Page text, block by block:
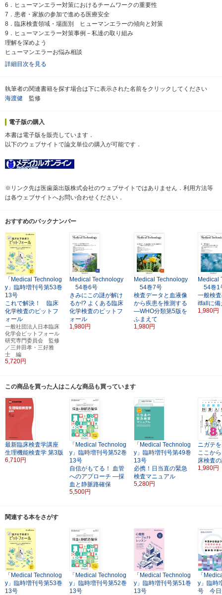
6．ヒューマンエラー対策におけるチームワークの重要性
7．患者・家族の参加で進める医療安全
8．臨床検査領域・場面別 ヒューマンエラーの傾向と対策
9．ヒューマンエラー対策事例－私達の取り組み
理解を深めよう
ヒューマンエラーお悩み相談
詳細目次を見る
執筆者の関連書籍を探す場合は下に表示された名前をクリックしてください
海渡健 監修
電子版の購入
本書は電子版を販売しています．
以下のウェブサイトで論文単位の購入が可能です．
※リンク先は医歯薬出版株式会社のウェブサイトではありません．利用方法等
は各ウェブサイトへお問い合わせください．
おすすめのバックナンバー
「Medical Technolog
y」臨時増刊号第53巻
13号
これで解決！ 臨床
化学検査のピットフ
ォール
一般社団法人日本臨床
化学会ピットフォール
研究専門委員会 監修
／三井田孝・三好雅
士 編
5,720円
Medical Technology
54巻6号
きみにこの謎が解け
るか!? よくある臨床
化学検査のピットフ
ォール
1,980円
Medical Technology
54巻7号
検査データと血液像
から疾患を推測する
―WHO分類第5版を
ふまえて
1,980円
Medical
54巻1
一般検
itfallに備
1,980円
この商品を買った人はこんな商品も買っています
最新臨床検査学講座
生理機能検査学 第3版
6,710円
「Medical Technolog
y」臨時増刊号第52巻
13号
自信がもてる！ 血管
へのアプローチ ―採
血と静脈路確保
5,500円
「Medical Technolog
y」臨時増刊号第49巻
13号
必携！日当直の緊急
検査マニュアル
5,280円
ニガテ
ここか
床検査
1,980円
関連する本をさがす
「Medical Technolog
y」臨時増刊号第53巻
13号
「Medical Technolog
y」臨時増刊号第52巻
13号
「Medical Technolog
y」臨時増刊号第51巻
13号
「
y」臨時
号 今日